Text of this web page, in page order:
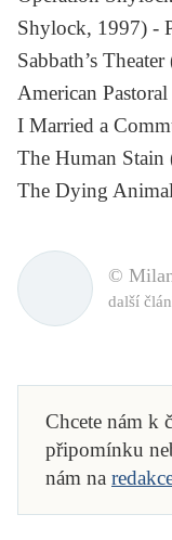
Shylock, 1997) -
Sabbath’s Theater
American Pastoral
I Married a
The Human Stain
The Dying Animal
©
další
Chcete nám k
připomínku
nám na